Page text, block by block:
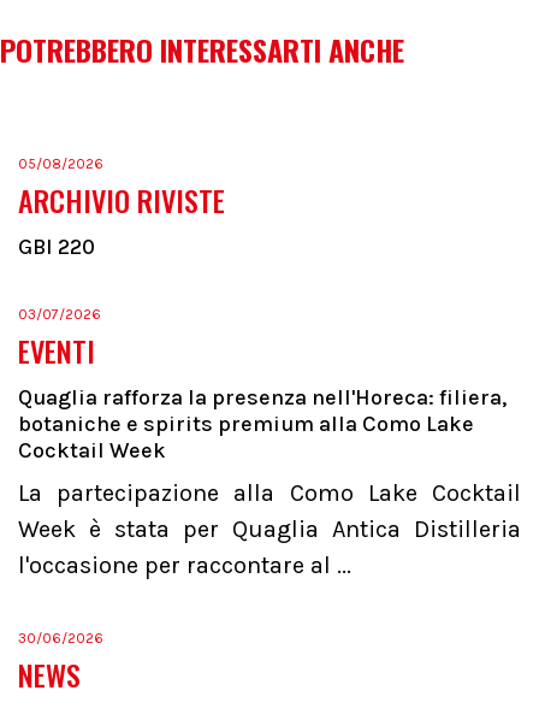
POTREBBERO INTERESSARTI ANCHE
05/08/2026
ARCHIVIO RIVISTE
GBI 220
03/07/2026
EVENTI
Quaglia rafforza la presenza nell'Horeca: filiera,
botaniche e spirits premium alla Como Lake
Cocktail Week
La partecipazione alla Como Lake Cocktail
Week è stata per Quaglia Antica Distilleria
l'occasione per raccontare al ...
30/06/2026
NEWS